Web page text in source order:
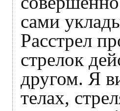
сами
Расстрел
стрелок
другом. Я
телах,